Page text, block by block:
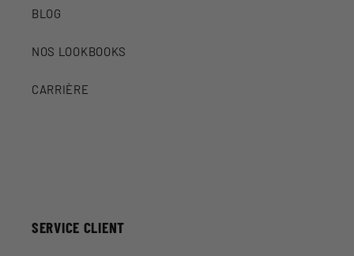
BLOG
NOS LOOKBOOKS
CARRIÈRE
SERVICE CLIENT